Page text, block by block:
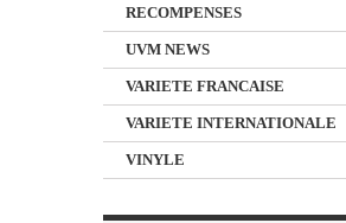
RECOMPENSES
UVM NEWS
VARIETE FRANCAISE
VARIETE INTERNATIONALE
VINYLE